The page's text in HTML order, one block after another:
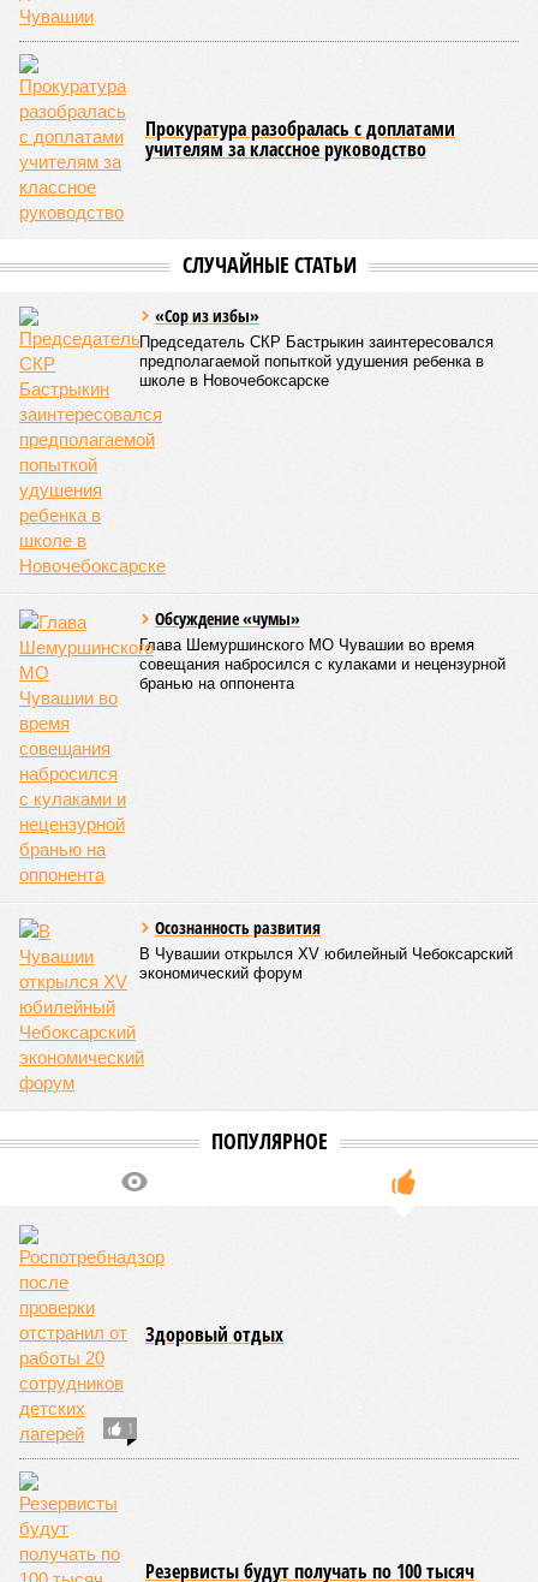
Прокуратура разобралась с доплатами
учителям за классное руководство
СЛУЧАЙНЫЕ СТАТЬИ
«Сор из избы»
Председатель СКР Бастрыкин заинтересовался
предполагаемой попыткой удушения ребенка в
школе в Новочебоксарске
Обсуждение «чумы»
Глава Шемуршинского МО Чувашии во время
совещания набросился с кулаками и нецензурной
бранью на оппонента
Осознанность развития
В Чувашии открылся XV юбилейный Чебоксарский
экономический форум
ПОПУЛЯРНОЕ
1
Здоровый отдых
Резервисты будут получать по 100 тысяч